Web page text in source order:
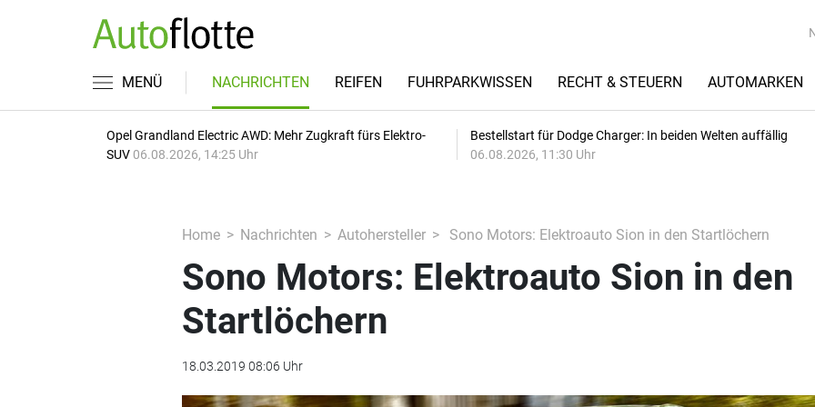
MENÜ NACHRICHTEN REIFEN FUHRPARKWISSEN RECHT & STEUERN AUTOMARKEN
Opel Grandland Electric AWD: Mehr Zugkraft fürs Elektro-
SUV 06.08.2026, 14:25 Uhr
Bestellstart für Dodge Charger: In beiden Welten auffällig
06.08.2026, 11:30 Uhr
Home Nachrichten Autohersteller Sono Motors: Elektroauto Sion in den Startlöchern
Sono Motors: Elektroauto Sion in den
Startlöchern
18.03.2019 08:06 Uhr